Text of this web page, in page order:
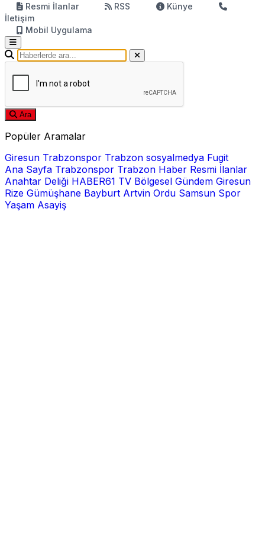
Resmi İlanlar
RSS
Künye
İletişim
Mobil Uygulama
Ara
Popüler Aramalar
Giresun Trabzonspor Trabzon sosyalmedya Fugit
Ana Sayfa Trabzonspor Trabzon Haber Resmi İlanlar
Anahtar Deliği HABER61 TV Bölgesel Gündem Giresun
Rize Gümüşhane Bayburt Artvin Ordu Samsun Spor
Yaşam Asayiş